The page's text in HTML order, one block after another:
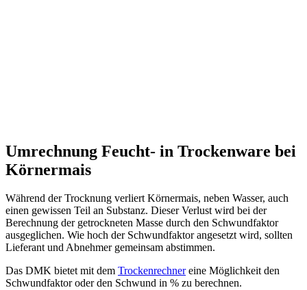
Umrechnung Feucht- in Trockenware bei
Körnermais
Während der Trocknung verliert Körnermais, neben Wasser, auch
einen gewissen Teil an Substanz. Dieser Verlust wird bei der
Berechnung der getrockneten Masse durch den Schwundfaktor
ausgeglichen. Wie hoch der Schwundfaktor angesetzt wird, sollten
Lieferant und Abnehmer gemeinsam abstimmen.
Das DMK bietet mit dem Trockenrechnereine Möglichkeit den
Schwundfaktor oder den Schwund in % zu berechnen.